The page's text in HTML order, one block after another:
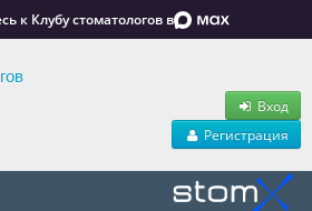
к Клубу стоматологов в
Вход
Регистрация